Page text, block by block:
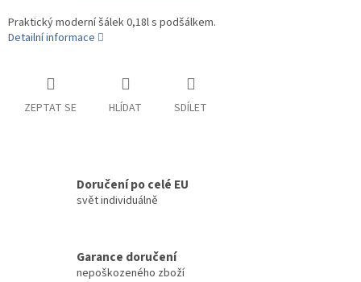
Praktický moderní šálek 0,18l s podšálkem.
Detailní informace
ZEPTAT SE HLÍDAT SDÍLET
Doručení po celé EU
svět individuálně
Garance doručení
nepoškozeného zboží